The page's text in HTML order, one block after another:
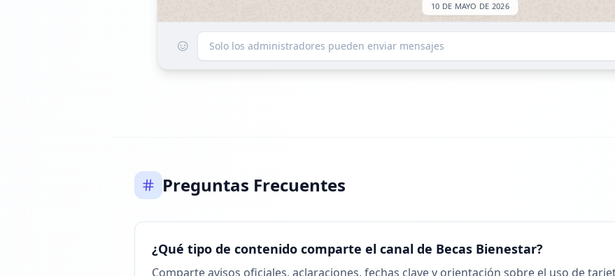
10 DE MAYO DE 2026
FOLLOWERS INCREASED: +637.9K
Listado en ExploreChannels
FOLLOWERS INCREASED: +369.5K
☺ Solo los administradores pueden enviar mensajes
Preguntas Frecuentes
¿Qué tipo de contenido comparte el canal de Becas Bienestar?
Comparte avisos oficiales, aclaraciones, fechas clave y orientación sobre el uso de